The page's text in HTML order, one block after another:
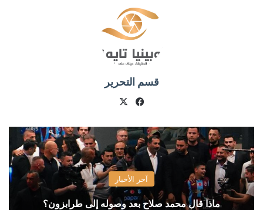
قسم التحرير
فيسبوك
آخر الأخبار
ماذا قال محمد صلاح بعد وصوله إلى طرابزون؟